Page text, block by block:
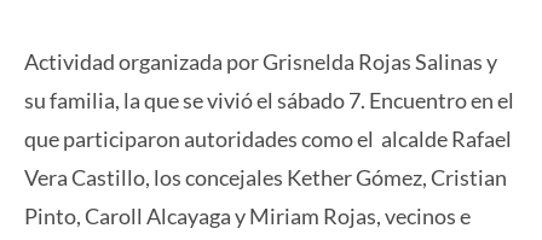
Actividad organizada por Grisnelda Rojas Salinas y
su familia, la que se vivió el sábado 7. Encuentro en el
que participaron autoridades como el alcalde Rafael
Vera Castillo, los concejales Kether Gómez, Cristian
Pinto, Caroll Alcayaga y Miriam Rojas, vecinos e